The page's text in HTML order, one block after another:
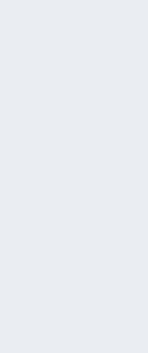
https://